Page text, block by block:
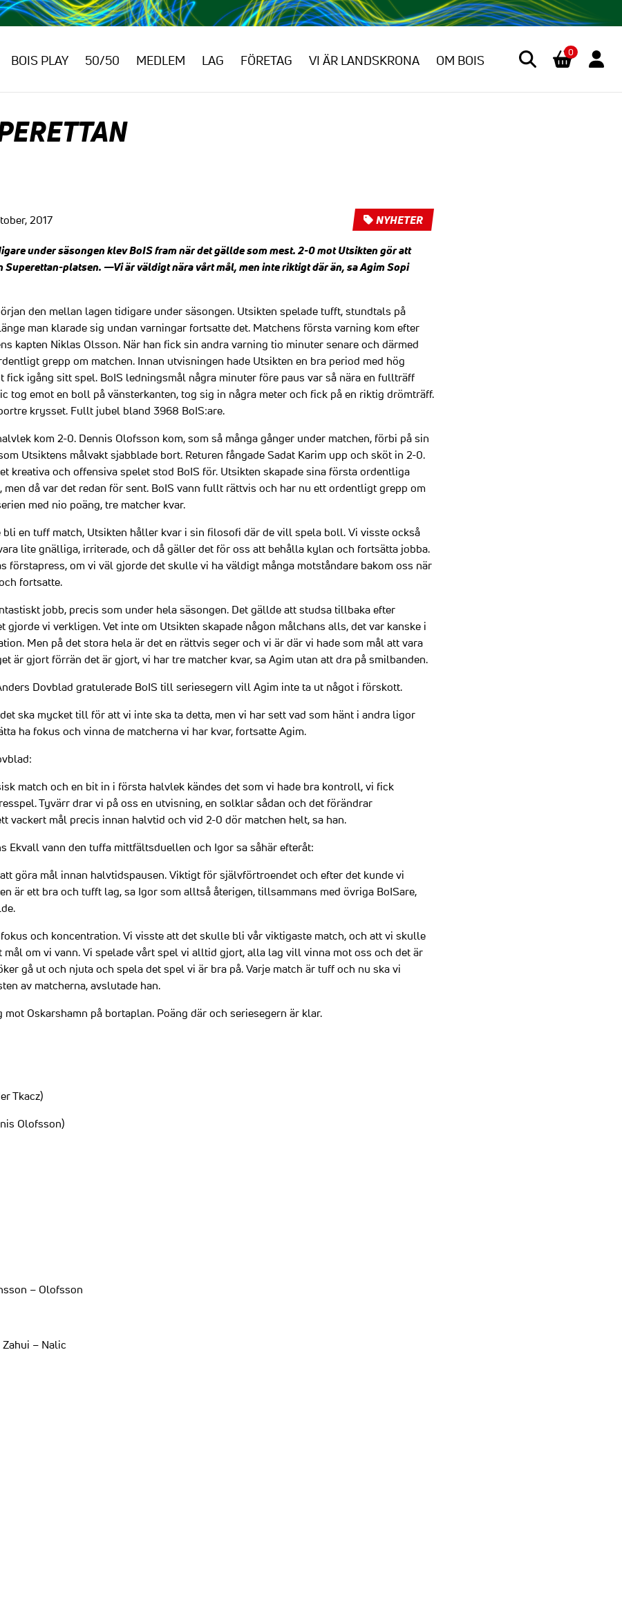
BOIS PLAY 50/50 MEDLEM LAG FÖRETAG VI ÄR LANDSKRONA OM BOIS
0
2017
NYHETER
under säsongen klev BoIS fram när det gällde som mest. 2-0 mot Utsikten gör att
Superettan-platsen.—Vi är väldigt nära vårt mål, men inte riktigt där än, sa Agim Sopi
den mellan lagen tidigare under säsongen. Utsikten spelade tufft, stundtals på
man klarade sig undan varningar fortsatte det. Matchens första varning kom efter
kapten Niklas Olsson. När han fick sin andra varning tio minuter senare och därmed
grepp om matchen. Innan utvisningen hade Utsikten en bra period med hög
fick igång sitt spel. BoIS ledningsmål några minuter före paus var så nära en fullträff
tog emot en boll på vänsterkanten, tog sig in några meter och fick på en riktig drömträff.
krysset. Fullt jubel bland 3968 BoIS:are.
kom 2-0. Dennis Olofsson kom, som så många gånger under matchen, förbi på sin
Utsiktens målvakt sjabblade bort. Returen fångade Sadat Karim upp och sköt in 2-0.
kreativa och offensiva spelet stod BoIS för. Utsikten skapade sina första ordentliga
då var det redan för sent. BoIS vann fullt rättvis och har nu ett ordentligt grepp om
med nio poäng, tre matcher kvar.
en tuff match, Utsikten håller kvar i sin filosofi där de vill spela boll. Vi visste också
lite gnälliga, irriterade, och då gäller det för oss att behålla kylan och fortsätta jobba.
förstapress, om vi väl gjorde det skulle vi ha väldigt många motståndare bakom oss när
fortsatte.
jobb, precis som under hela säsongen. Det gällde att studsa tillbaka efter
gjorde vi verkligen. Vet inte om Utsikten skapade någon målchans alls, det var kanske i
Men på det stora hela är det en rättvis seger och vi är där vi hade som mål att vara
är gjort förrän det är gjort, vi har tre matcher kvar, sa Agim utan att dra på smilbanden.
Dovblad gratulerade BoIS till seriesegern vill Agim inte ta ut något i förskott.
ska mycket till för att vi inte ska ta detta, men vi har sett vad som hänt i andra ligor
ha fokus och vinna de matcherna vi har kvar, fortsatte Agim.
match och en bit in i första halvlek kändes det som vi hade bra kontroll, vi fick
Tyvärr drar vi på oss en utvisning, en solklar sådan och det förändrar
vackert mål precis innan halvtid och vid 2-0 dör matchen helt, sa han.
Ekvall vann den tuffa mittfältsduellen och Igor sa såhär efteråt:
göra mål innan halvtidspausen. Viktigt för självförtroendet och efter det kunde vi
är ett bra och tufft lag, sa Igor som alltså återigen, tillsammans med övriga BoISare,
och koncentration. Vi visste att det skulle bli vår viktigaste match, och att vi skulle
mål om vi vann. Vi spelade vårt spel vi alltid gjort, alla lag vill vinna mot oss och det är
gå ut och njuta och spela det spel vi är bra på. Varje match är tuff och nu ska vi
av matcherna, avslutade han.
mot Oskarshamn på bortaplan. Poäng där och seriesegern är klar.
Tkacz)
Olofsson)
– Olofsson
Zahui – Nalic